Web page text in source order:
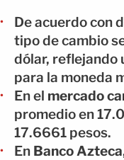
De acuerdo con
tipo de cambio
dólar, reflejando
para la moneda
En el mercado
promedio en
17.6661 pesos.
En Banco Azteca